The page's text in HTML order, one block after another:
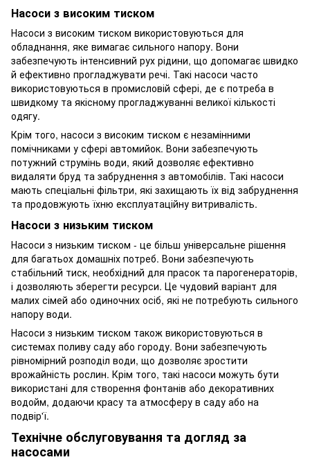
Насоси з високим тиском
Насоси з високим тиском використовуються для
обладнання, яке вимагає сильного напору. Вони
забезпечують інтенсивний рух рідини, що допомагає швидко
й ефективно прогладжувати речі. Такі насоси часто
використовуються в промисловій сфері, де є потреба в
швидкому та якісному прогладжуванні великої кількості
одягу.
Крім того, насоси з високим тиском є незамінними
помічниками у сфері автомийок. Вони забезпечують
потужний струмінь води, який дозволяє ефективно
видаляти бруд та забруднення з автомобілів. Такі насоси
мають спеціальні фільтри, які захищають їх від забруднення
та продовжують їхню експлуатаційну витривалість.
Насоси з низьким тиском
Насоси з низьким тиском - це більш універсальне рішення
для багатьох домашніх потреб. Вони забезпечують
стабільний тиск, необхідний для прасок та парогенераторів,
і дозволяють зберегти ресурси. Це чудовий варіант для
малих сімей або одиночних осіб, які не потребують сильного
напору води.
Насоси з низьким тиском також використовуються в
системах поливу саду або городу. Вони забезпечують
рівномірний розподіл води, що дозволяє зростити
врожайність рослин. Крім того, такі насоси можуть бути
використані для створення фонтанів або декоративних
водойм, додаючи красу та атмосферу в саду або на
подвір'ї.
Технічне обслуговування та догляд за
насосами